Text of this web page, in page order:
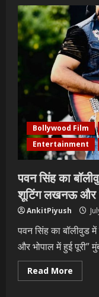
Bollywood Film
Entertainment
पवन सिंह का
शूटिंग लखनऊ और
AnkitPiyush
पवन सिंह का बॉलीवुड
और भोपाल में हुई पूरी”
Read More
more